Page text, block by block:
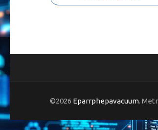
©2026 Eparrphepavacuum.